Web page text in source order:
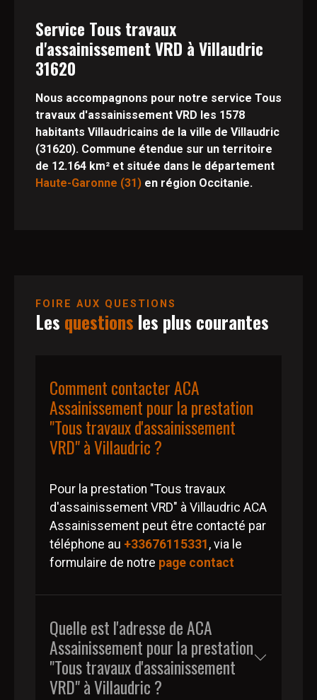
Service Tous travaux
d'assainissement VRD à Villaudric
31620
Nous accompagnons pour notre service Tous
travaux d'assainissement VRD les 1578
habitants Villaudricains de la ville de Villaudric
(31620). Commune étendue sur un territoire
de 12.164 km² et située dans le département
Haute-Garonne (31) en région Occitanie.
FOIRE AUX QUESTIONS
Les questions les plus courantes
Comment contacter ACA
Assainissement pour la prestation
"Tous travaux d'assainissement
VRD" à Villaudric ?
Pour la prestation "Tous travaux
d'assainissement VRD" à Villaudric ACA
Assainissement peut être contacté par
téléphone au +33676115331 , via le
formulaire de notre page contact
Quelle est l'adresse de ACA
Assainissement pour la prestation
"Tous travaux d'assainissement
VRD" à Villaudric ?